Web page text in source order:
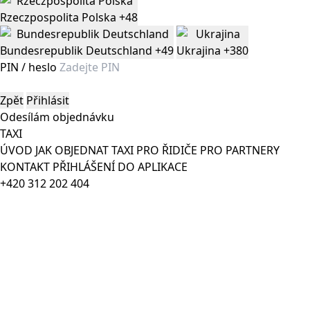
Rzeczpospolita Polska +48
Bundesrepublik Deutschland +49 Ukrajina +380
PIN / heslo
Zpět Přihlásit
Odesílám objednávku
TAXI
ÚVOD JAK OBJEDNAT TAXI PRO ŘIDIČE PRO PARTNERY
KONTAKT PŘIHLÁŠENÍ DO APLIKACE
+420 312 202 404